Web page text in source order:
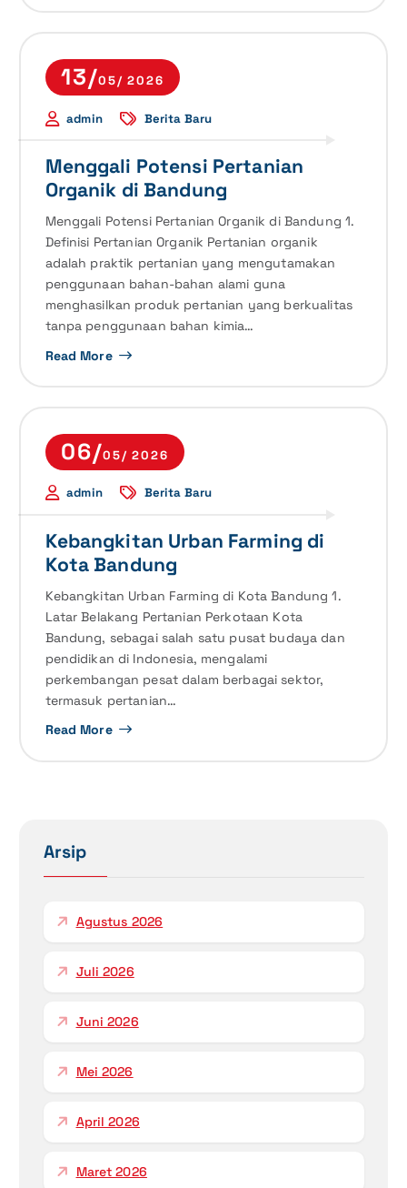
13/05/ 2026
admin Berita Baru
Menggali Potensi Pertanian
Organik di Bandung
Menggali Potensi Pertanian Organik di Bandung 1.
Definisi Pertanian Organik Pertanian organik
adalah praktik pertanian yang mengutamakan
penggunaan bahan-bahan alami guna
menghasilkan produk pertanian yang berkualitas
tanpa penggunaan bahan kimia…
Read More
06/05/ 2026
admin Berita Baru
Kebangkitan Urban Farming di
Kota Bandung
Kebangkitan Urban Farming di Kota Bandung 1.
Latar Belakang Pertanian Perkotaan Kota
Bandung, sebagai salah satu pusat budaya dan
pendidikan di Indonesia, mengalami
perkembangan pesat dalam berbagai sektor,
termasuk pertanian…
Read More
Arsip
Agustus 2026
Juli 2026
Juni 2026
Mei 2026
April 2026
Maret 2026